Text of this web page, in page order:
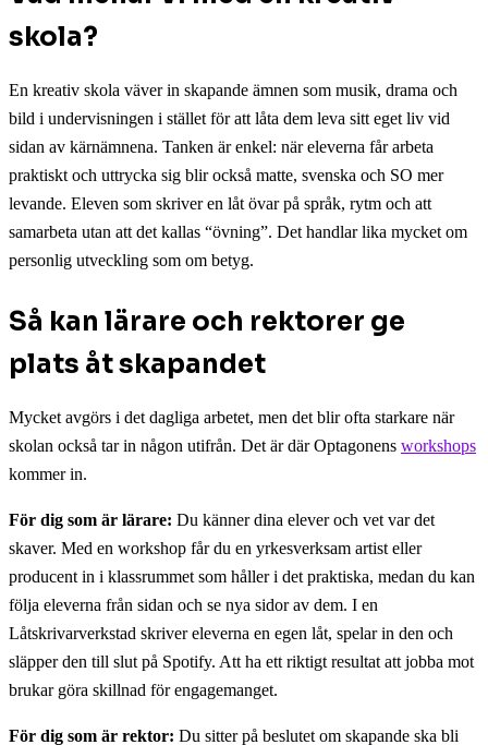
skola?
En kreativ skola väver in skapande ämnen som musik, drama och
bild i undervisningen i stället för att låta dem leva sitt eget liv vid
sidan av kärnämnena. Tanken är enkel: när eleverna får arbeta
praktiskt och uttrycka sig blir också matte, svenska och SO mer
levande. Eleven som skriver en låt övar på språk, rytm och att
samarbeta utan att det kallas “övning”. Det handlar lika mycket om
personlig utveckling som om betyg.
Så kan lärare och rektorer ge
plats åt skapandet
Mycket avgörs i det dagliga arbetet, men det blir ofta starkare när
skolan också tar in någon utifrån. Det är där Optagonens workshops
kommer in.
För dig som är lärare: Du känner dina elever och vet var det
skaver. Med en workshop får du en yrkesverksam artist eller
producent in i klassrummet som håller i det praktiska, medan du kan
följa eleverna från sidan och se nya sidor av dem. I en
Låtskrivarverkstad skriver eleverna en egen låt, spelar in den och
släpper den till slut på Spotify. Att ha ett riktigt resultat att jobba mot
brukar göra skillnad för engagemanget.
För dig som är rektor: Du sitter på beslutet om skapande ska bli